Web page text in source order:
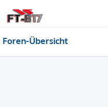
Foren-Übersicht